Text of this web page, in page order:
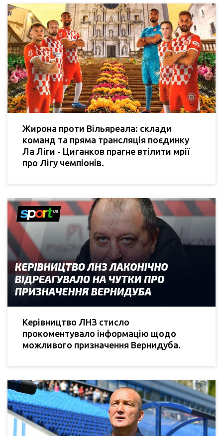
Жирона проти Вільяреала: склади
команд та пряма трансляція поєдинку
Ла Ліги - Циганков прагне втілити мрії
про Лігу чемпіонів.
Керівництво ЛНЗ стисло
прокоментувало інформацію щодо
можливого призначення Вернидуба.